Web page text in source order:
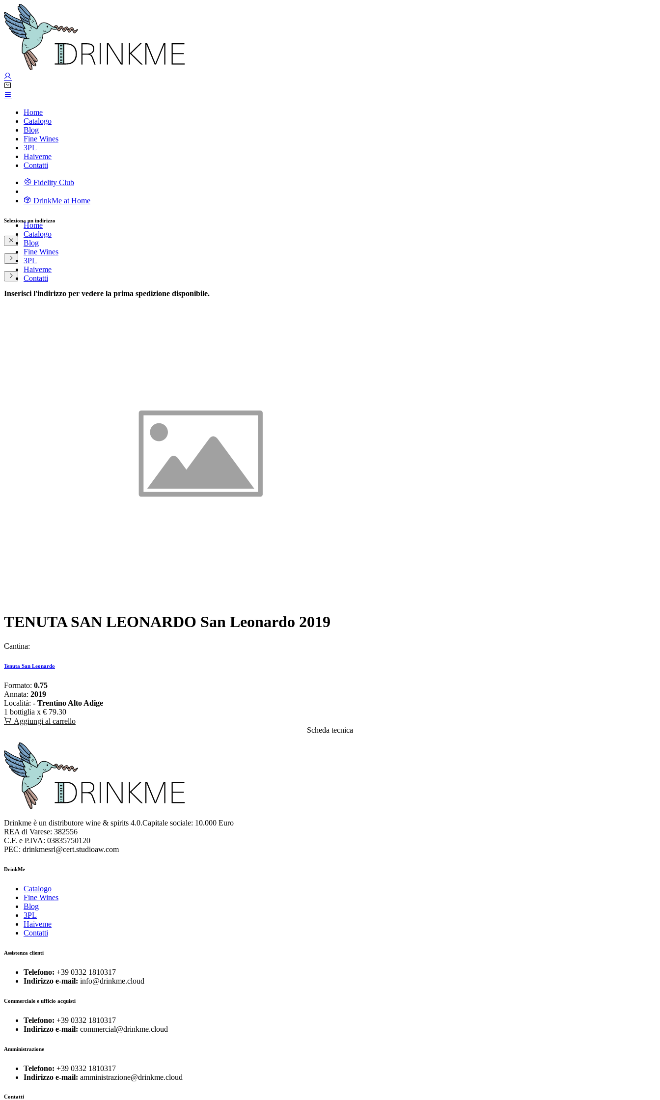
Home
Catalogo
Blog
Fine Wines
3PL
Haiveme
Contatti
Fidelity Club
DrinkMe at Home
Home
Catalogo
Blog
Fine Wines
3PL
Haiveme
Contatti
Seleziona un indirizzo
Inserisci l'indirizzo per vedere la prima spedizione disponibile.
TENUTA SAN LEONARDO San Leonardo 2019
Cantina:
Tenuta San Leonardo
Formato: 0.75
Annata: 2019
Località: - Trentino Alto Adige
1 bottiglia x € 79.30
Aggiungi al carrello
Scheda tecnica
Drinkme è un distributore wine & spirits 4.0.Capitale sociale: 10.000 Euro
REA di Varese: 382556
C.F. e P.IVA: 03835750120
PEC: drinkmesrl@cert.studioaw.com
DrinkMe
Catalogo
Fine Wines
Blog
3PL
Haiveme
Contatti
Assistenza clienti
Telefono: +39 0332 1810317
Indirizzo e-mail: info@drinkme.cloud
Commerciale e ufficio acquisti
Telefono: +39 0332 1810317
Indirizzo e-mail: commercial@drinkme.cloud
Amministrazione
Telefono: +39 0332 1810317
Indirizzo e-mail: amministrazione@drinkme.cloud
Contatti